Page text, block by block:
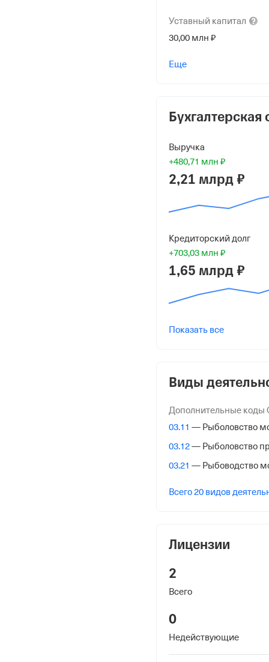
Уставный капитал
30,00 млн ₽
ОБЩЕСТВО С
Форма
Дата регистрации
9 августа 2017
Краткое название
Юридический адрес
692481, Приморский
2521015391
от 9 августа 2017
КПП
252101001
Регистрация
Дата регистрации
Межрайонная
№ 15 по Приморскому
Адрес налоговой
Внебюджетные
Еще
Бухгалтерская
Выручка
+480,71 млн ₽
2,21 млрд ₽
Кредиторский долг
+703,03 млн ₽
1,65 млрд ₽
Показать все
Виды
Дополнительные коды
03.11 — Рыболовство
03.12— Рыболовство
03.21 — Рыбоводство
Всего 20 видов
Лицензии
2
Всего
0
Недействующие